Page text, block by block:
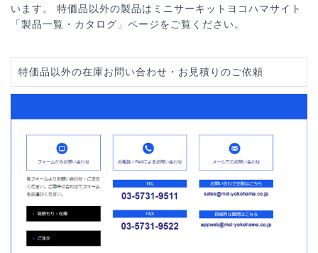
います。 特価品以外の製品はミニサーキットヨコハマサイト
「製品一覧・カタログ」ページをご覧ください。
特価品以外の在庫お問い合わせ・お見積りのご依頼